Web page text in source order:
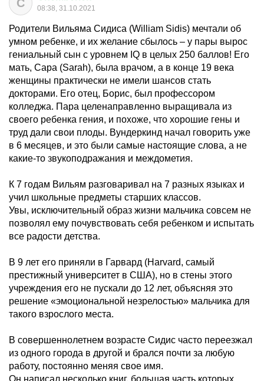
C 08:38, 31.10.2021
Родители Вильяма Сидиса (William Sidis) мечтали об
умном ребенке, и их желание сбылось – у пары вырос
гениальный сын с уровнем IQ в целых 250 баллов! Его
мать, Сара (Sarah), была врачом, а в конце 19 века
женщины практически не имели шансов стать
докторами. Его отец, Борис, был профессором
колледжа. Пара целенаправленно выращивала из
своего ребенка гения, и похоже, что хорошие гены и
труд дали свои плоды. Вундеркинд начал говорить уже
в 6 месяцев, и это были самые настоящие слова, а не
какие-то звукоподражания и междометия.
К 7 годам Вильям разговаривал на 7 разных языках и
учил школьные предметы старших классов.
Увы, исключительный образ жизни мальчика совсем не
позволял ему почувствовать себя ребенком и испытать
все радости детства.
В 9 лет его приняли в Гарвард (Harvard, самый
престижный университет в США), но в стены этого
учреждения его не пускали до 12 лет, объясняя это
решение «эмоциональной незрелостью» мальчика для
такого взрослого места.
В совершеннолетнем возрасте Сидис часто переезжал
из одного города в другой и брался почти за любую
работу, постоянно меняя свое имя.
Он написал несколько книг, большая часть которых